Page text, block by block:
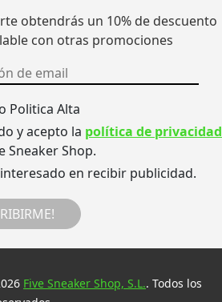
obtendrás un 10% de descuento
con otras promociones
Politica Alta
y acepto la política de privacidad
Sneaker Shop.
en recibir publicidad.
Five Sneaker Shop, S.L.. Todos los